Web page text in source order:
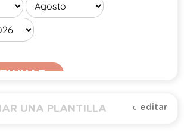
UNA PLANTILLA editar